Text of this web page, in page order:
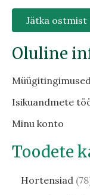
Jätka ostmist
Oluline
Isikuandmete
Minu konto
Toodete
Hortensiad 78